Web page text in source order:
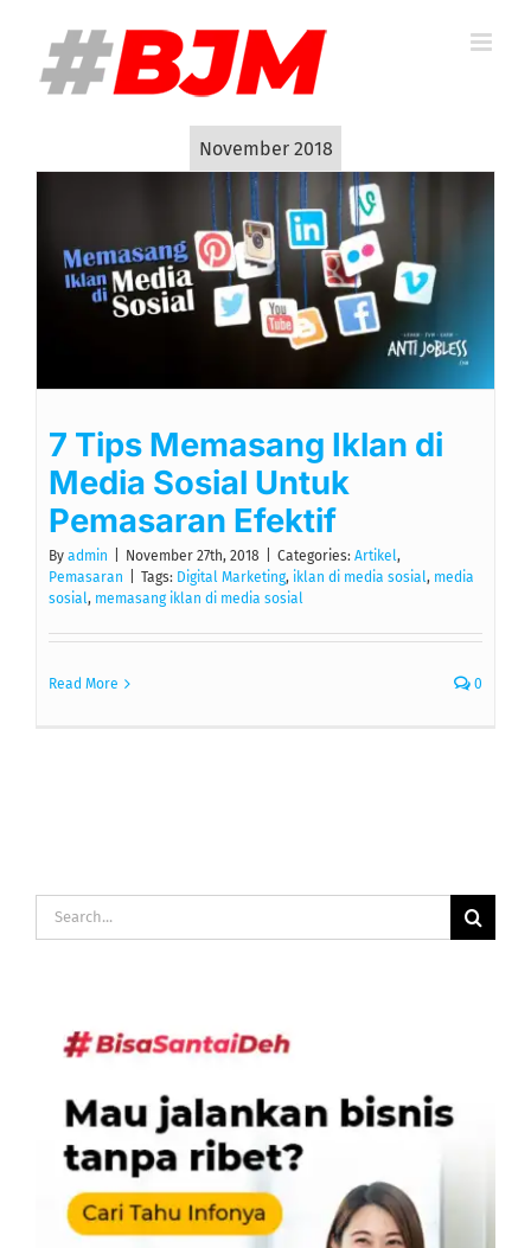
content
November 2018
7 Tips Memasang Iklan di
Media Sosial Untuk
Pemasaran Efektif
By admin November 27th, 2018 Categories: Artikel,
Pemasaran
Tags: Digital Marketing, iklan di media sosial, media
sosial, memasang iklan di media sosial
Read More 0
Search
for: